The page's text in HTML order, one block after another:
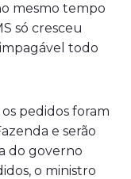
mesmo tempo
só cresceu
todo
pedidos foram
e serão
do governo
o ministro